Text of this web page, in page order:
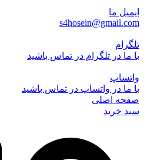
ایمیل ما
s4hosein@gmail.com
تلگرام
با ما در تلگرام در تماس باشید
واتساپ
با ما در واتساپ در تماس باشید
صفحه اصلی
سبد خرید